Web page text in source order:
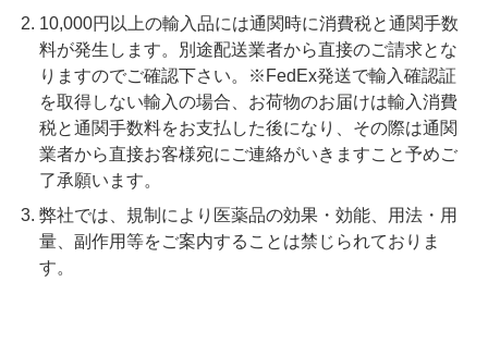
10,000円以上の輸入品には通関時に消費税と通関手数
料が発生します。別途配送業者から直接のご請求とな
りますのでご確認下さい。※FedEx発送で輸入確認証
を取得しない輸入の場合、お荷物のお届けは輸入消費
税と通関手数料をお支払した後になり、その際は通関
業者から直接お客様宛にご連絡がいきますこと予めご
了承願います。
弊社では、規制により医薬品の効果・効能、用法・用
量、副作用等をご案内することは禁じられておりま
す。